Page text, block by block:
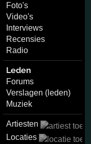
Foto's
Video's
Interviews
Recensies
Radio
Leden
Forums
Verslagen (leden)
Muziek
Artiesten
Locaties